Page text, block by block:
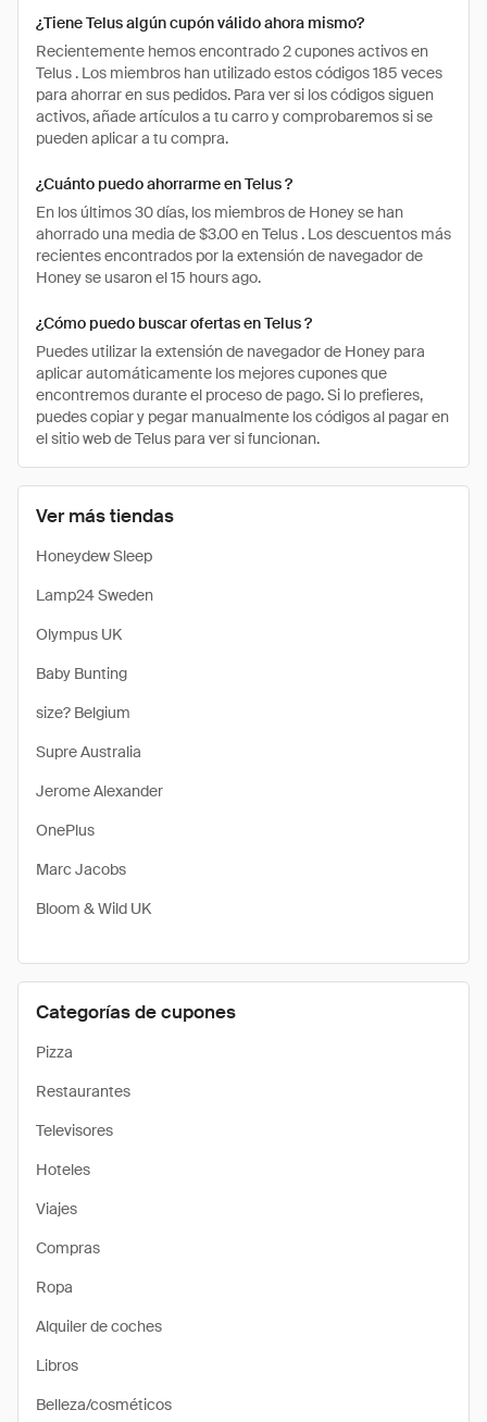
Ver más tiendas
Honeydew Sleep
Lamp24 Sweden
Olympus UK
Baby Bunting
size? Belgium
Supre Australia
Jerome Alexander
OnePlus
Marc Jacobs
Bloom & Wild UK
Categorías de cupones
Pizza
Restaurantes
Televisores
Hoteles
Viajes
Compras
Ropa
Alquiler de coches
Libros
Belleza/cosméticos
¿Tiene Telus algún cupón válido ahora mismo?
Recientemente hemos encontrado 2 cupones activos en
Telus . Los miembros han utilizado estos códigos 185 veces
para ahorrar en sus pedidos. Para ver si los códigos siguen
activos, añade artículos a tu carro y comprobaremos si se
pueden aplicar a tu compra.
¿Cuánto puedo ahorrarme en Telus ?
En los últimos 30 días, los miembros de Honey se han
ahorrado una media de $3.00 en Telus . Los descuentos más
recientes encontrados por la extensión de navegador de
Honey se usaron el 15 hours ago.
¿Cómo puedo buscar ofertas en Telus ?
Puedes utilizar la extensión de navegador de Honey para
aplicar automáticamente los mejores cupones que
encontremos durante el proceso de pago. Si lo prefieres,
puedes copiar y pegar manualmente los códigos al pagar en
el sitio web de Telus para ver si funcionan.